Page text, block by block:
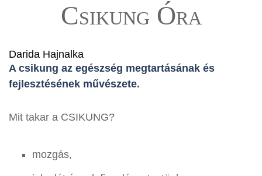
Csikung Óra
Darida Hajnalka
A csikung az egészség megtartásának és
fejlesztésének művészete.
Mit takar a CSIKUNG?
mozgás,